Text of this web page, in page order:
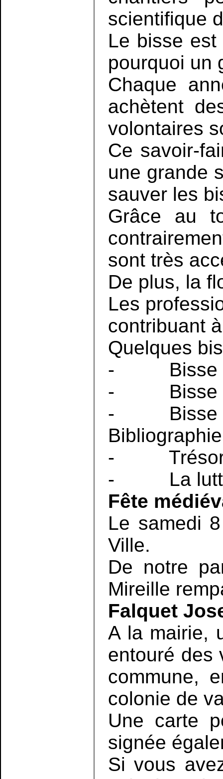
scientifique
Le bisse est
pourquoi un
Chaque
achètent
volontaires
Ce savoir-
une grande
sauver les
Grâce au
sont très
De plus, la
Les
contribuant
Quelques
- Bisse de
- Bisse de
- Bisse de
- Trésors
- La lutte
Fête
Le samedi
Ville.
De notre
Mireille
Falquet
A la mairie,
entouré des
commune,
colonie de
Une carte
signée
Si vous